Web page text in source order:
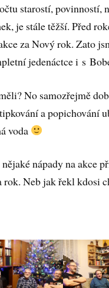
starostí, povinností,
je stále těžší. Před
za Nový rok. Zato
jedenáctce i s
No samozřejmě
a popichování
voda
nápady na akce
rok. Neb jak řekl kdosi